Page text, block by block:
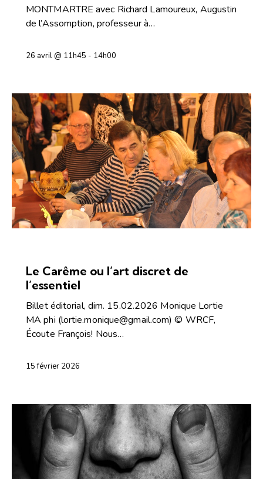
MONTMARTRE avec Richard Lamoureux, Augustin
de l’Assomption, professeur à…
26 avril @ 11h45 - 14h00
Le Carême ou l’art discret de
l’essentiel
Billet éditorial, dim. 15.02.2026 Monique Lortie
MA phi (lortie.monique@gmail.com) © WRCF,
Écoute François! Nous…
15 février 2026